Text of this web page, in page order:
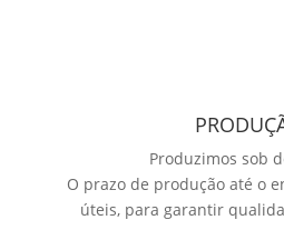
Produzimos sob
O prazo de produção até o
úteis, para garantir